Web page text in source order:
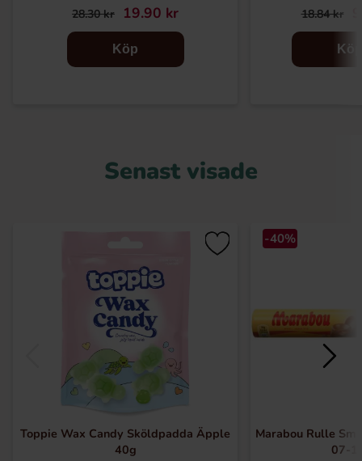
28.30 kr 19.90 kr
Köp
18.84 kr
Köp
Senast visade
Toppie Wax Candy Sköldpadda Äpple
40g
-40%
Marabou Rulle
07-